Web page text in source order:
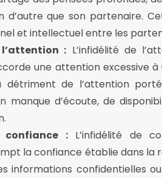
d’autre que son partenaire.
et intellectuel entre les
: L’infidélité de
une attention excessive
détriment de l’attention
manque d’écoute, de
:L’infidélité de
la confiance établie dans la
informations confidentielles